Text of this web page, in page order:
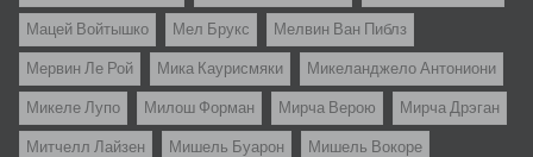
Мацей Войтышко Мел Брукс Мелвин Ван Пиблз
Мервин Ле Рой Мика Каурисмяки Микеланджело Антониони
Микеле Лупо Милош Форман Мирча Верою Мирча Дрэган
Митчелл Лайзен Мишель Буарон Мишель Вокоре